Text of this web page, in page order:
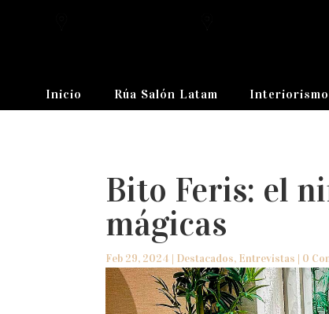
Inicio Rúa Salón Latam Interiorismo
Bito Feris: el
mágicas
Feb 29, 2024 | Destacados, Entrevistas | 0